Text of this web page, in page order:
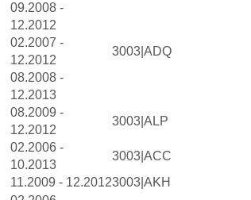
09.2008 -
12.2012
02.2007 -
12.2012
3003|ADQ
08.2008 -
12.2013
08.2009 -
12.2012
3003|ALP
02.2006 -
10.2013
3003|ACC
11.2009 - 12.20123003|AKH